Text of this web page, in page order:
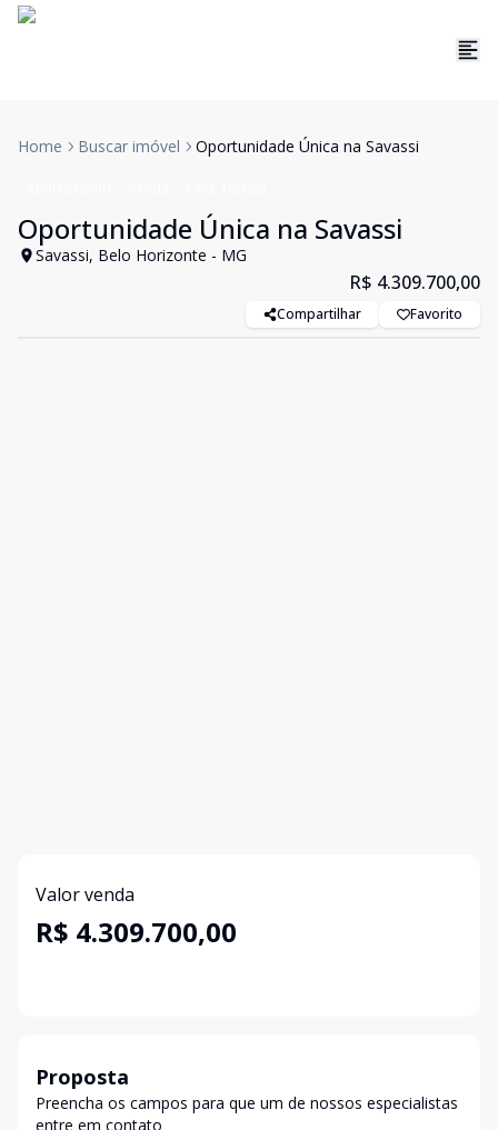
Home Buscar imóvel Oportunidade Única na Savassi
Oportunidade Única na Savassi
Savassi, Belo Horizonte - MG
R$ 4.309.700,00
Compartilhar Favorito
Valor venda
R$ 4.309.700,00
Proposta
Preencha os campos para que um de nossos especialistas
entre em contato